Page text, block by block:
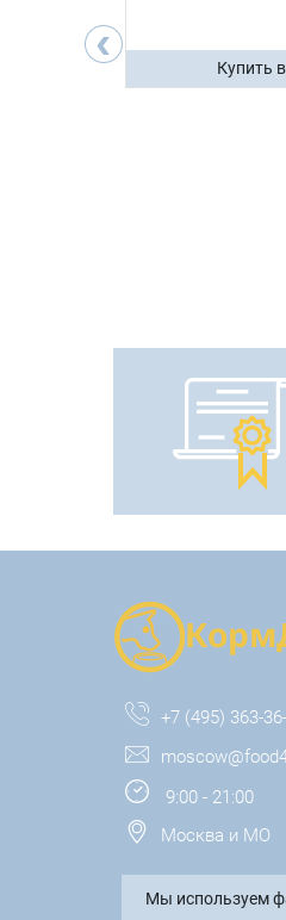
‹ Купить
+7 (495) 363-
9:00 - 21:00
Москва и МО
Мы используем